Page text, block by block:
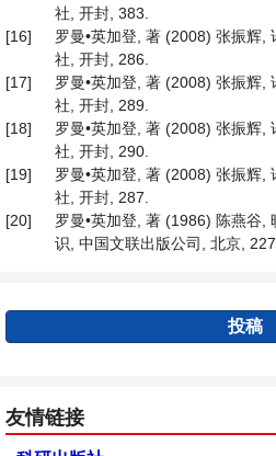
社, 开封, 383.
[16]
罗曼•英加登, 著 (2008) 张振辉,
社, 开封, 286.
[17]
罗曼•英加登, 著 (2008) 张振辉,
社, 开封, 289.
[18]
罗曼•英加登, 著 (2008) 张振辉,
社, 开封, 290.
[19]
罗曼•英加登, 著 (2008) 张振辉,
社, 开封, 287.
[20]
罗曼•英加登, 著 (1986) 陈燕谷,
识, 中国文联出版公司, 北京, 227.
投稿
友情链接